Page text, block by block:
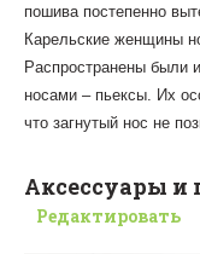
пошива постепенно
Карельские женщины
Распространены были
носами – пьексы. Их
что загнутый нос не
Аксессуары и
Редактировать